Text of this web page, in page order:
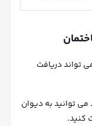
تواند دریافت
توانید به دیوان
کنید.